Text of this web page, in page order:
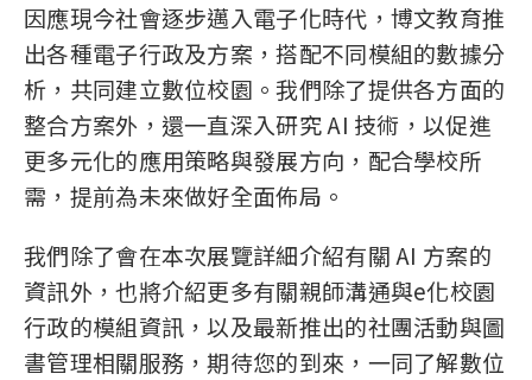
因應現今社會逐步邁入電子化時代，博文教育推
出各種電子行政及方案，搭配不同模組的數據分
析，共同建立數位校園。我們除了提供各方面的
整合方案外，還一直深入研究 AI 技術，以促進
更多元化的應用策略與發展方向，配合學校所
需，提前為未來做好全面佈局。
我們除了會在本次展覽詳細介紹有關 AI 方案的
資訊外，也將介紹更多有關親師溝通與e化校園
行政的模組資訊，以及最新推出的社團活動與圖
書管理相關服務，期待您的到來，一同了解數位